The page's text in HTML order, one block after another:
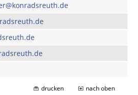
drucken nach oben